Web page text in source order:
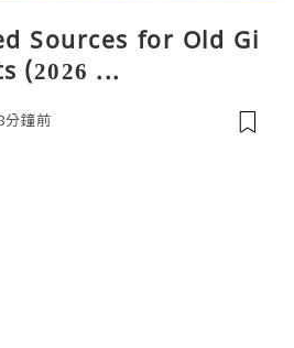
Sources for Old Gi
(2026 ...
分鐘前